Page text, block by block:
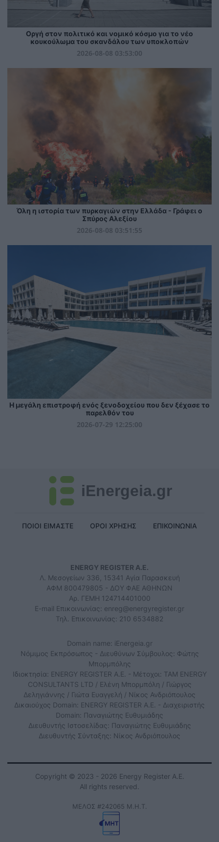
Οργή στον πολιτικό και νομικό κόσμο για το νέο
κουκούλωμα του σκανδάλου των υποκλοπών
2026-08-08 03:53:00
Όλη η ιστορία των πυρκαγιών στην Ελλάδα - Γράφει ο
Σπύρος Αλεξίου
2026-08-08 03:51:55
Η μεγάλη επιστροφή ενός ξενοδοχείου που δεν ξέχασε το
παρελθόν του
2026-07-29 12:25:00
iEnergeia.gr
ΠΟΙΟΙ ΕΙΜΑΣΤΕ ΟΡΟΙ ΧΡΗΣΗΣ ΕΠΙΚΟΙΝΩΝΙΑ
ENERGY REGISTER Α.Ε.
Λ. Μεσογείων 336, 15341 Αγία Παρασκευή
ΑΦΜ 800479805 - ΔΟΥ ΦΑΕ ΑΘΗΝΩΝ
Αρ. ΓΕΜΗ 124714401000
E-mail Επικοινωνίας: enreg@energyregister.gr
Τηλ. Επικοινωνίας: 210 6534882
Domain name: iEnergeia.gr
Νόμιμος Εκπρόσωπος - Διευθύνων Σύμβουλος: Φώτης
Μπορμπόλης
Ιδιοκτησία: ENERGY REGISTER Α.Ε. - Μέτοχοι: TAM ENERGY
CONSULTANTS LTD / Ελένη Μπορμπόλη / Γιώργος
Δεληγιάννης / Γιώτα Ευαγγελή / Νίκος Ανδριόπουλος
Δικαιούχος Domain: ENERGY REGISTER Α.Ε. - Διαχειριστής
Domain: Παναγιώτης Ευθυμιάδης
Διευθυντής Ιστοσελίδας: Παναγιώτης Ευθυμιάδης
Διευθυντής Σύνταξης: Νίκος Ανδριόπουλος
Copyright © 2023 - 2026 Energy Register Α.Ε.
All rights reserved.
ΜΕΛΟΣ #242065 Μ.Η.Τ.